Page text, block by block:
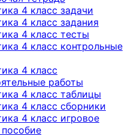
4 класс задачи
4 класс задания
4 класс тесты
4 класс контрольные
4 класс
работы
4 класс таблицы
4 класс сборники
4 класс игровое